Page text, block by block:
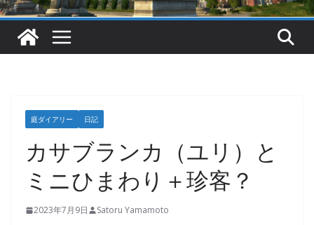
庭ダイアリー 日記
カサブランカ（ユリ）と
ミニひまわり＋珍客？
2023年7月9日 Satoru Yamamoto